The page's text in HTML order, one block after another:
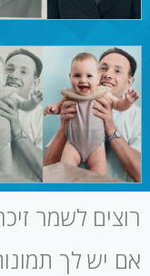
רוצים לשמר
אם יש לך